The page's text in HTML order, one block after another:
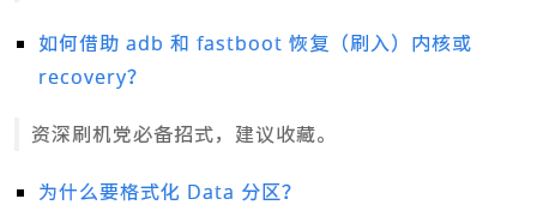
如何借助 adb 和 fastboot 恢复（刷入）内核或
recovery？
资深刷机党必备招式，建议收藏。
为什么要格式化 Data 分区？